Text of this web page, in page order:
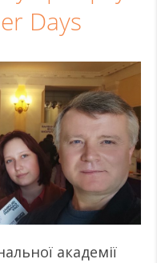
Days
академії